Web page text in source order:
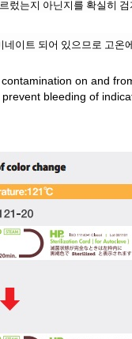
렀는지 아닌지를 확실히
이트 되어 있으므로 고
on and
bleeding of